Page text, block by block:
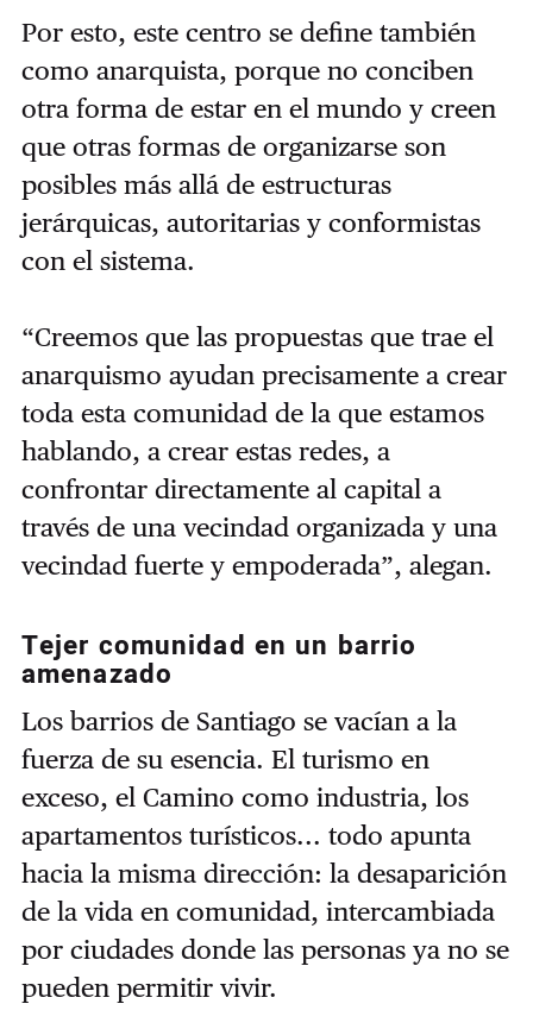
Por esto, este centro se define también
como anarquista, porque no conciben
otra forma de estar en el mundo y creen
que otras formas de organizarse son
posibles más allá de estructuras
jerárquicas, autoritarias y conformistas
con el sistema.
“Creemos que las propuestas que trae el
anarquismo ayudan precisamente a crear
toda esta comunidad de la que estamos
hablando, a crear estas redes, a
confrontar directamente al capital a
través de una vecindad organizada y una
vecindad fuerte y empoderada”, alegan.
Tejer comunidad en un barrio
amenazado
Los barrios de Santiago se vacían a la
fuerza de su esencia. El turismo en
exceso, el Camino como industria, los
apartamentos turísticos... todo apunta
hacia la misma dirección: la desaparición
de la vida en comunidad, intercambiada
por ciudades donde las personas ya no se
pueden permitir vivir.